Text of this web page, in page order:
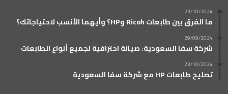
23/10/2024
ما الفرق بين طابعات Ricoh وHP؟ وأيهما الأنسب لاحتياجاتك؟
29/09/2024
شركة سفا السعودية: صيانة احترافية لجميع أنواع الطابعات
23/10/2024
تصليح طابعات HP مع شركة سفا السعودية